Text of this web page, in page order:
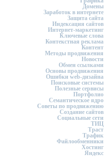
Домены
Заработок в интернете
Защита сайта
Индексация сайтов
Интернет-маркетинг
Ключевые слова
Контекстная реклама
Контент
Методы продвижения
Новости
Обмен ссылками
Основы продвижения
Ошибки web-дизайна
Поисковые системы
Полезные сервисы
Портфолио
Семантическое ядро
Советы по продвижению
Создание сайтов
Социальные сети
ТИЦ
Траст
Трафик
Файлообменники
Хостинг
Яндекс